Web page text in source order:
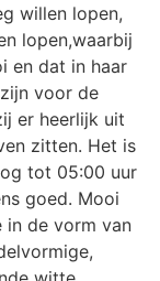
willen lopen,
lopen,waarbij
en dat in haar
voor de
er heerlijk uit
zitten. Het is
tot 05:00 uur
goed. Mooi
in de vorm van